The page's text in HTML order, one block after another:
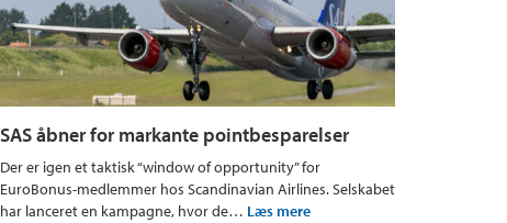
SAS åbner for markante pointbesparelser
Der er igen et taktisk “window of opportunity” for
EuroBonus-medlemmer hos Scandinavian Airlines. Selskabet
har lanceret en kampagne, hvor de… Læs mere